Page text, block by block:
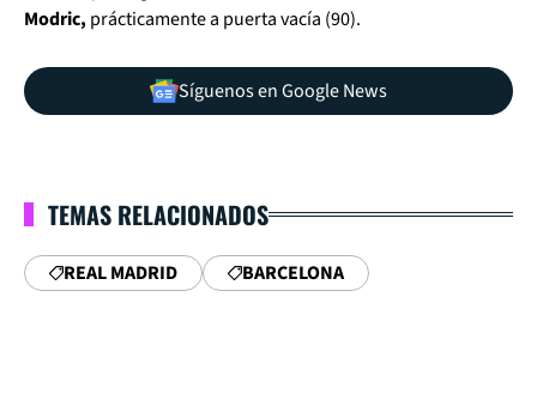
Modric, prácticamente a puerta vacía (90).
Síguenos en Google News
TEMAS RELACIONADOS
REAL MADRID BARCELONA